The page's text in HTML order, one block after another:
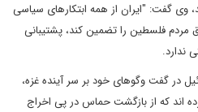
وی گفت: "ایران از همه ابتکارهای سیاسی
فلسطین را تضمین کند، پشتیبانی
ندارد.
در گفت وگوهای خود بر سر آینده غزه،
اند که از بازگشت حماس در پی اخراج